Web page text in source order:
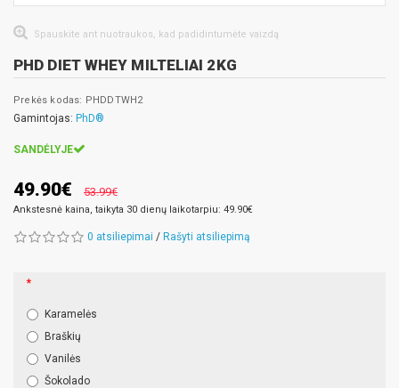
Spauskite ant nuotraukos, kad padidintumėte vaizdą
PHD DIET WHEY MILTELIAI 2KG
Prekės kodas: PHDDTWH2
Gamintojas: PhD®
SANDĖLYJE
49.90€ 53.99€
Ankstesnė kaina, taikyta 30 dienų laikotarpiu: 49.90€
0 atsiliepimai / Rašyti atsiliepimą
Karamelės
Braškių
Vanilės
Šokolado